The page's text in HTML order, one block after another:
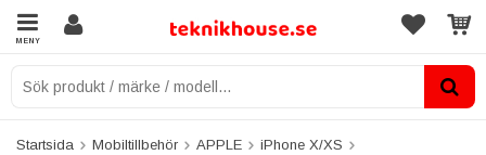
MENY
Startsida Mobiltillbehör APPLE
iPhone X/XS